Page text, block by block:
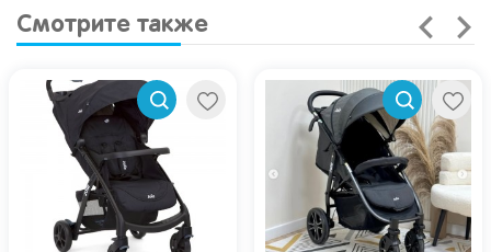
Смотрите также